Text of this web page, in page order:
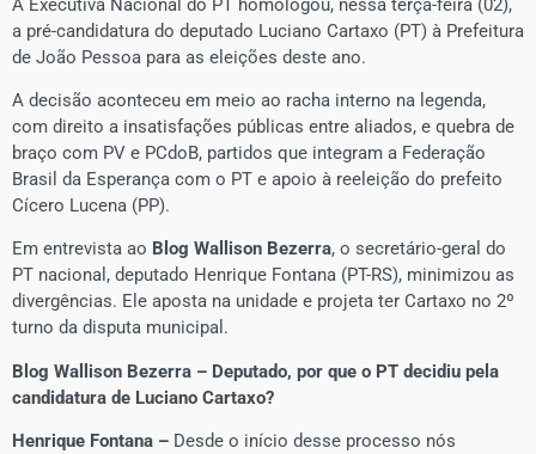
a pré-candidatura do deputado Luciano Cartaxo (PT) à Prefeitura
de João Pessoa para as eleições deste ano.
A decisão aconteceu em meio ao racha interno na legenda,
com direito a insatisfações públicas entre aliados, e quebra de
braço com PV e PCdoB, partidos que integram a Federação
Brasil da Esperança com o PT e apoio à reeleição do prefeito
Cícero Lucena (PP).
Em entrevista ao Blog Wallison Bezerra, o secretário-geral do
PT nacional, deputado Henrique Fontana (PT-RS), minimizou as
divergências. Ele aposta na unidade e projeta ter Cartaxo no 2º
turno da disputa municipal.
Blog Wallison Bezerra – Deputado, por que o PT decidiu pela
candidatura de Luciano Cartaxo?
Henrique Fontana – Desde o início desse processo nós